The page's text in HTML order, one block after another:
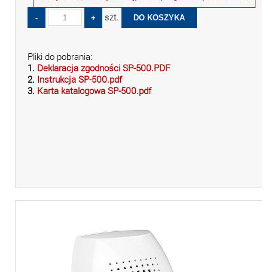
szt.
Pliki do pobrania:
1. Deklaracja zgodności SP-500.PDF
2. Instrukcja SP-500.pdf
3. Karta katalogowa SP-500.pdf